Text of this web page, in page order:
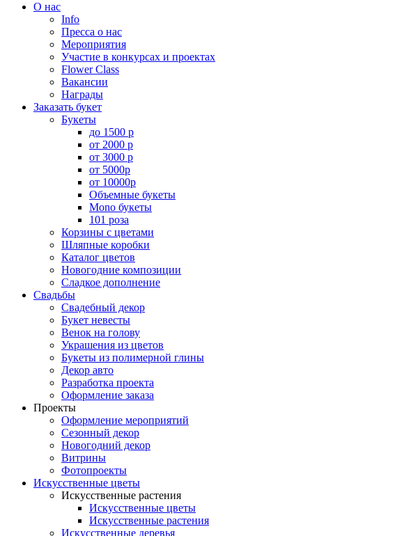
О нас
Info
Пресса о нас
Мероприятия
Участие в конкурсах и проектах
Flower Class
Вакансии
Награды
Заказать букет
Букеты
до 1500 р
от 2000 р
от 3000 р
от 5000р
от 10000р
Объемные букеты
Mono букеты
101 роза
Корзины с цветами
Шляпные коробки
Каталог цветов
Новогодние композиции
Сладкое дополнение
Свадьбы
Свадебный декор
Букет невесты
Венок на голову
Украшения из цветов
Букеты из полимерной глины
Декор авто
Разработка проекта
Оформление заказа
Проекты
Оформление мероприятий
Сезонный декор
Новогодний декор
Витрины
Фотопроекты
Искусственные цветы
Искусственные растения
Искусственные цветы
Искусственные растения
Искусственные деревья